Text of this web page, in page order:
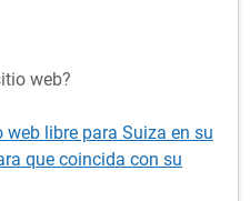
web?
libre para Suiza en su
que coincida con su